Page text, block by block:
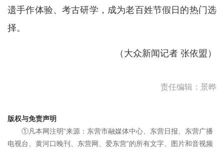
遗手作体验、考古研学，成为老百姓节假日的热门选
择。
（大众新闻记者 张依盟）
责任编辑：景晔
版权与免责声明
①凡本网注明“来源：东营市融媒体中心、东营日报、东营广播
电视台、黄河口晚刊、东营网、爱东营”的所有文字、图片和音视频